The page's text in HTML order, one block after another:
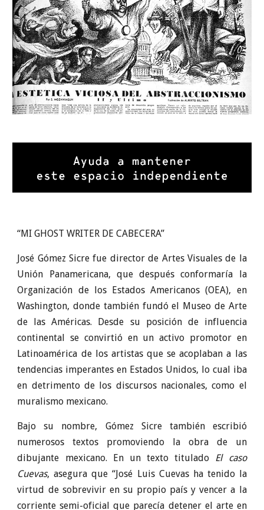
“MI GHOST WRITER DE CABECERA”
José Gómez Sicre fue director de Artes Visuales de la
Unión Panamericana, que después conformaría la
Organización de los Estados Americanos (OEA), en
Washington, donde también fundó el Museo de Arte
de las Américas. Desde su posición de influencia
continental se convirtió en un activo promotor en
Latinoamérica de los artistas que se acoplaban a las
tendencias imperantes en Estados Unidos, lo cual iba
en detrimento de los discursos nacionales, como el
muralismo mexicano.
Bajo su nombre, Gómez Sicre también escribió
numerosos textos promoviendo la obra de un
dibujante mexicano. En un texto titulado El caso
Cuevas, asegura que “José Luis Cuevas ha tenido la
virtud de sobrevivir en su propio país y vencer a la
corriente semi-oficial que parecía detener el arte en